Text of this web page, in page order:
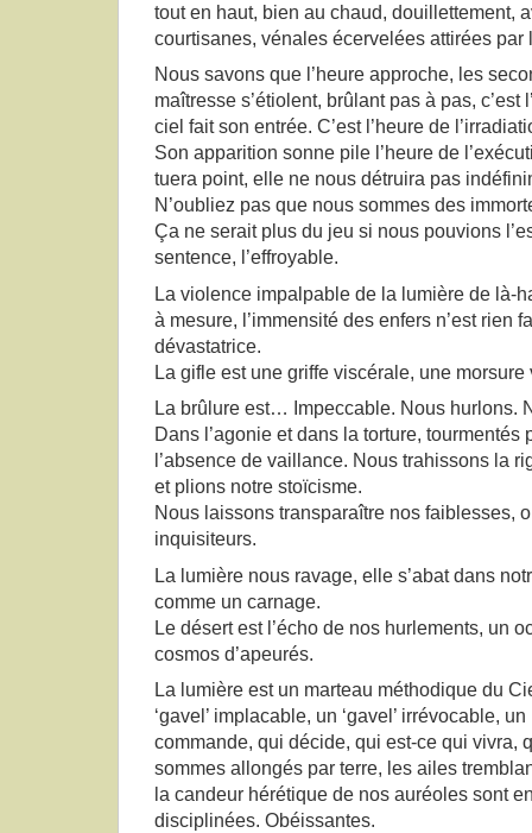
tout en haut, bien au chaud, douillettement,
courtisanes, vénales écervelées attirées par
Nous savons que l’heure approche, les
maîtresse s’étiolent, brûlant pas à pas, c’est
ciel fait son entrée. C’est l’heure de
Son apparition sonne pile l’heure de
tuera point, elle ne nous détruira pas
N’oubliez pas que nous sommes des
Ça ne serait plus du jeu si nous pouvions
sentence, l’effroyable.
La violence impalpable de la lumière de là-
à mesure, l’immensité des enfers n’est rien
dévastatrice.
La gifle est une griffe viscérale, une
La brûlure est… Impeccable. Nous hurlons.
Dans l’agonie et dans la torture, tourmentés
l’absence de vaillance. Nous trahissons la
et plions notre stoïcisme.
Nous laissons transparaître nos faiblesses,
inquisiteurs.
La lumière nous ravage, elle s’abat dans
comme un carnage.
Le désert est l’écho de nos hurlements, un
cosmos d’apeurés.
La lumière est un marteau méthodique du
‘gavel’ implacable, un ‘gavel’ irrévocable,
commande, qui décide, qui est-ce qui vivra,
sommes allongés par terre, les ailes
la candeur hérétique de nos auréoles sont
disciplinées. Obéissantes.